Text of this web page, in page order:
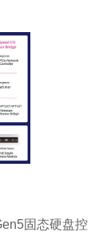
固态硬盘控